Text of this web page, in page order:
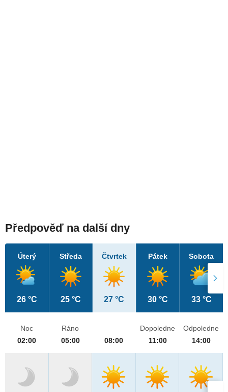
Předpověď na další dny
Úterý
26 °C
Středa
25 °C
Čtvrtek
27 °C
Pátek
30 °C
Sobota
33 °C
Noc
02:00
Ráno
05:00
08:00
Dopoledne
11:00
Odpoledne
14:00